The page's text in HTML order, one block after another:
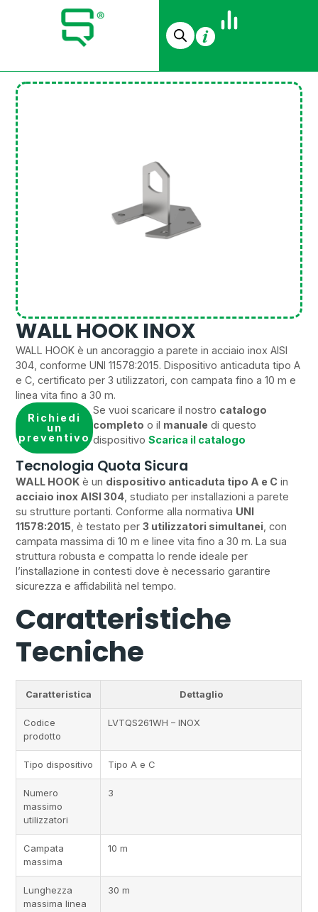
WALL HOOK INOX
WALL HOOK è un ancoraggio a parete in acciaio inox AISI
304, conforme UNI 11578:2015. Dispositivo anticaduta tipo A
e C, certificato per 3 utilizzatori, con campata fino a 10 m e
linea vita fino a 30 m.
Richiedi
un
preventivo
Se vuoi scaricare il nostro catalogo
completo o il manuale di questo
dispositivoScarica il catalogo
Tecnologia Quota Sicura
WALL HOOK è un dispositivo anticaduta tipo A e C in
acciaio inox AISI 304 , studiato per installazioni a parete
su strutture portanti. Conforme alla normativa UNI
11578:2015 , è testato per3 utilizzatori simultanei , con
campata massima di 10 m e linee vita fino a 30 m. La sua
struttura robusta e compatta lo rende ideale per
l’installazione in contesti dove è necessario garantire
sicurezza e affidabilità nel tempo.
Caratteristiche
Tecniche
Caratteristica Dettaglio
Codice
prodotto
LVTQS261WH – INOX
Tipo dispositivo Tipo A e C
Numero
massimo
utilizzatori
3
Campata
massima
10 m
Lunghezza
massima linea
30 m